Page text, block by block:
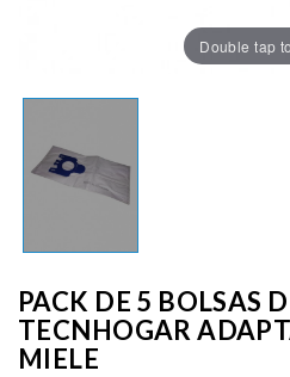
Double tap
PACK DE 5 BOLSAS
TECNHOGAR
MIELE